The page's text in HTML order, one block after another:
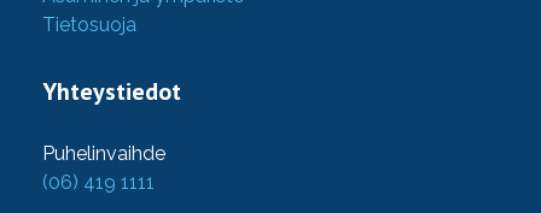
Tietosuoja
Yhteystiedot
Puhelinvaihde
(06) 419 1111